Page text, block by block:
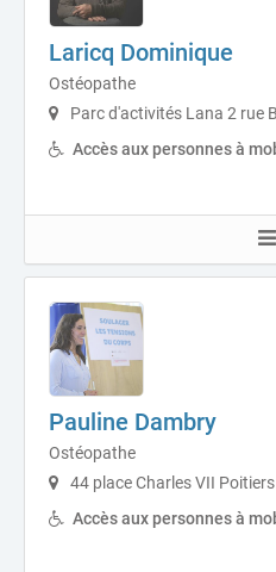
Laricq Dominique
Ostéopathe
Parc d'activités Lana 2 rue
Accès aux personnes à
Pauline Dambry
Ostéopathe
44 place Charles VII
Accès aux personnes à